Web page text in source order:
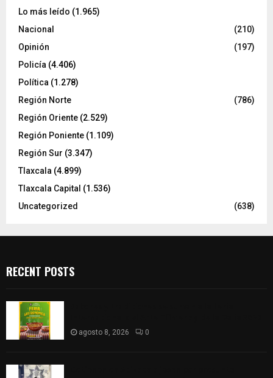
Lo más leído (1.965)
Nacional
(210)
Opinión
(197)
Policía (4.406)
Política (1.278)
Región Norte
(786)
Región Oriente (2.529)
Región Poniente (1.109)
Región Sur (3.347)
Tlaxcala (4.899)
Tlaxcala Capital (1.536)
Uncategorized
(638)
RECENT POSTS
agosto 8, 2026 0